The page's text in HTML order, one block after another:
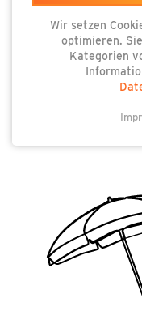
Wir setzen
optimieren.
Kategorien